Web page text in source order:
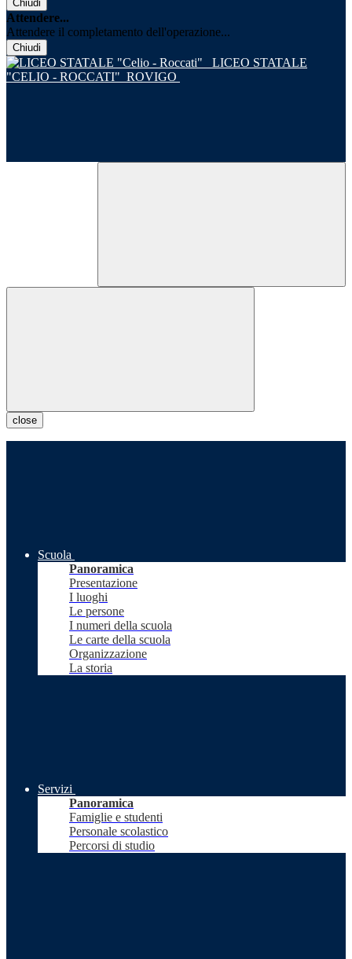
Chiudi
Attendere...
Attendere il completamento dell'operazione...
Chiudi
LICEO STATALE
"CELIO - ROCCATI" ROVIGO
close
Scuola
Panoramica
Presentazione
I luoghi
Le persone
I numeri della scuola
Le carte della scuola
Organizzazione
La storia
Servizi
Panoramica
Famiglie e studenti
Personale scolastico
Percorsi di studio